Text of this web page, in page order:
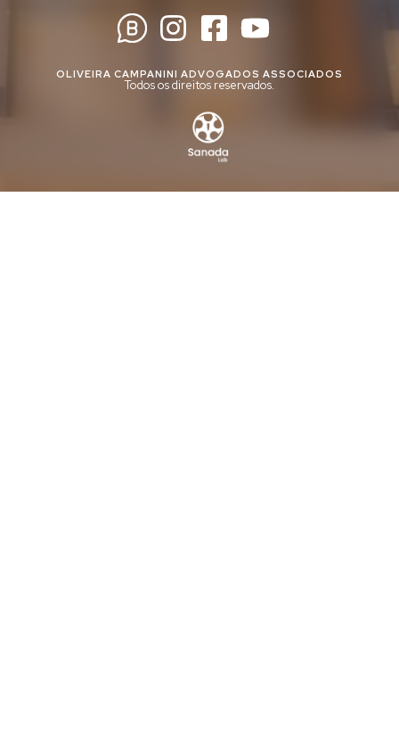
OLIVEIRA CAMPANINI ADVOGADOS ASSOCIADOS
Todos os direitos reservados.